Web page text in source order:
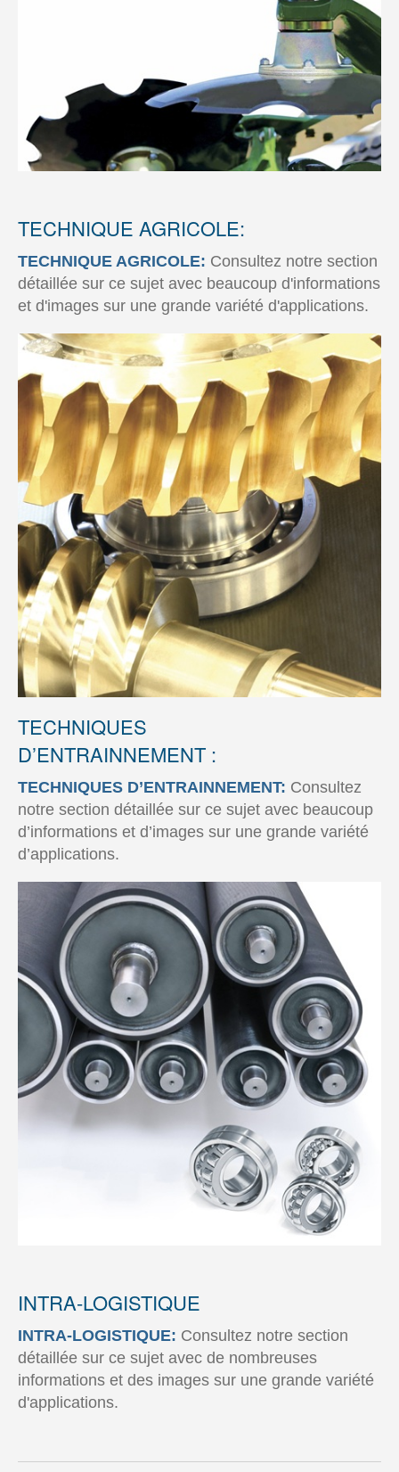
TECHNIQUE AGRICOLE:
TECHNIQUE AGRICOLE: Consultez notre section
détaillée sur ce sujet avec beaucoup d'informations
et d'images sur une grande variété d'applications.
TECHNIQUES
D’ENTRAINNEMENT :
TECHNIQUES D’ENTRAINNEMENT: Consultez
notre section détaillée sur ce sujet avec beaucoup
d’informations et d’images sur une grande variété
d’applications.
INTRA-LOGISTIQUE
INTRA-LOGISTIQUE: Consultez notre section
détaillée sur ce sujet avec de nombreuses
informations et des images sur une grande variété
d'applications.